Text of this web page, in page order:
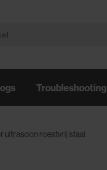
Troubleshooting
ultrasoon roestvrij staal